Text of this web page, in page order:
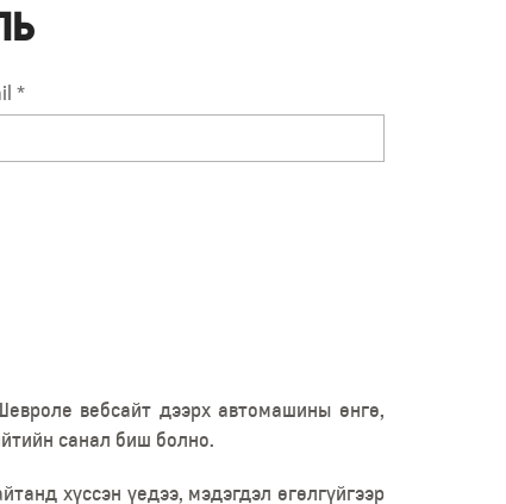
*
вебсайт дээрх автомашины өнгө,
санал биш болно.
хүссэн үедээ, мэдэгдэл өгөлгүйгээр